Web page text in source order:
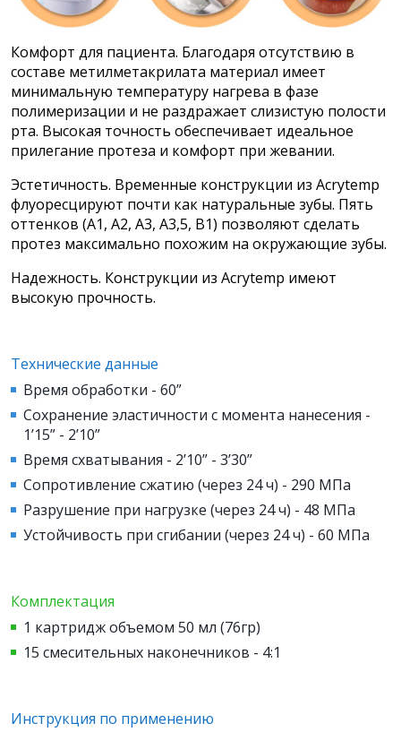
Комфорт для пациента. Благодаря отсутствию в
составе метилметакрилата материал имеет
минимальную температуру нагрева в фазе
полимеризации и не раздражает слизистую полости
рта. Высокая точность обеспечивает идеальное
прилегание протеза и комфорт при жевании.
Эстетичность. Временные конструкции из Acrytemp
флуоресцируют почти как натуральные зубы. Пять
оттенков (A1, A2, A3, A3,5, B1) позволяют сделать
протез максимально похожим на окружающие зубы.
Надежность. Конструкции из Acrytemp имеют
высокую прочность.
Технические данные
Время обработки - 60”
Сохранение эластичности с момента нанесения -
1’15” - 2’10”
Время схватывания - 2’10” - 3’30”
Сопротивление сжатию (через 24 ч) - 290 МПа
Разрушение при нагрузке (через 24 ч) - 48 МПа
Устойчивость при сгибании (через 24 ч) - 60 МПа
Комплектация
1 картридж объемом 50 мл (76гр)
15 смесительных наконечников - 4:1
Инструкция по применению